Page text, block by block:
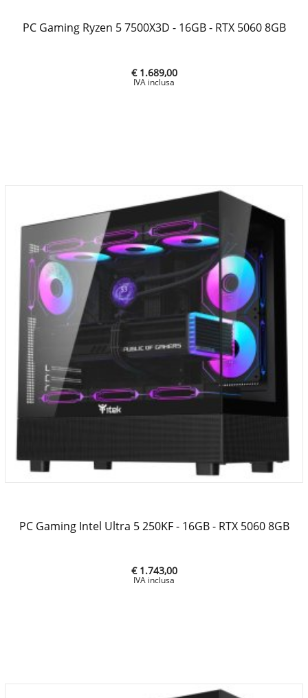
PC Gaming Ryzen 5 7500X3D - 16GB - RTX 5060 8GB
€ 1.689,00
PC Gaming Intel Ultra 5 250KF - 16GB - RTX 5060 8GB
€ 1.743,00